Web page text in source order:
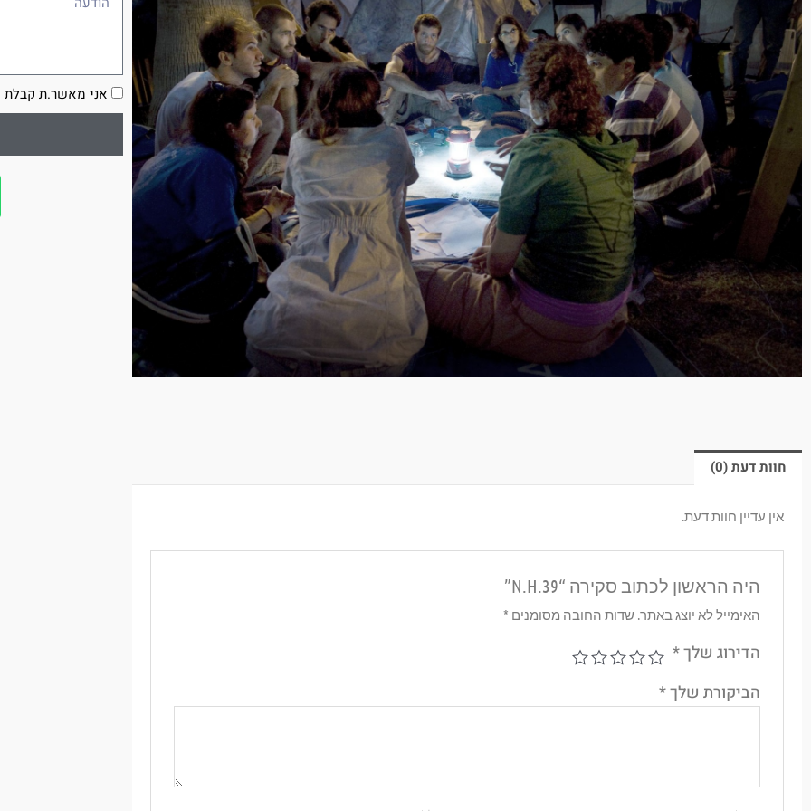
חוות דעת (0)
אין עדיין חוות דעת.
היה הראשון לכתוב סקירה “N.H.39”
האימייל לא יוצג באתר. שדות החובה מסומנים *
הדירוג שלך*
הביקורת שלך*
הסכמה
אני מאשר.ת קבלת